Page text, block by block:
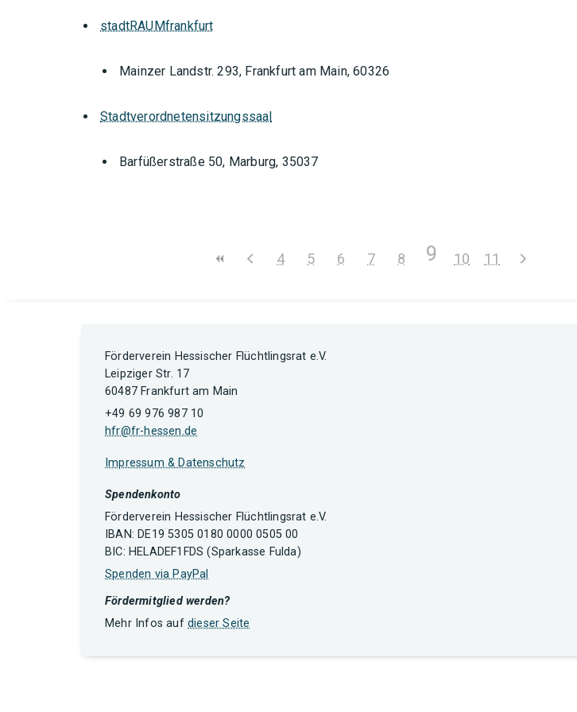
stadtRAUMfrankfurt
Mainzer Landstr. 293, Frankfurt am Main, 60326
Stadtverordnetensitzungssaal
Barfüßerstraße 50, Marburg, 35037
4 5 6 7 8 9 10 11
Förderverein Hessischer Flüchtlingsrat e.V.
Leipziger Str. 17
60487 Frankfurt am Main
+49 69 976 987 10
hfr@fr-hessen.de
Impressum & Datenschutz
Spendenkonto
Förderverein Hessischer Flüchtlingsrat e.V.
IBAN: DE19 5305 0180 0000 0505 00
BIC: HELADEF1FDS (Sparkasse Fulda)
Spenden via PayPal
Fördermitglied werden?
Mehr Infos auf dieser Seite